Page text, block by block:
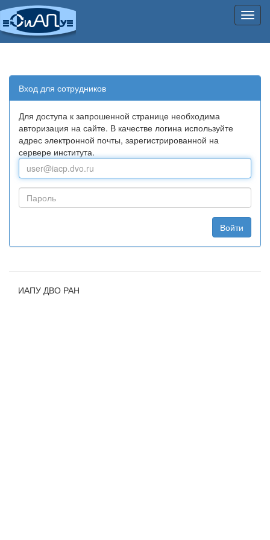
Вход для сотрудников
Для доступа к запрошенной странице необходима
авторизация на сайте. В качестве логина используйте
адрес электронной почты, зарегистрированной на
сервере института.
Войти
ИАПУ ДВО РАН